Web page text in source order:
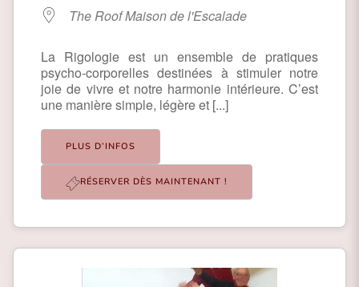
The Roof Maison de l'Escalade
La Rigologie est un ensemble de pratiques
psycho-corporelles destinées à stimuler notre
joie de vivre et notre harmonie intérieure. C’est
une manière simple, légère et [...]
PLUS D’INFOS
RÉSERVER DÈS MAINTENANT !